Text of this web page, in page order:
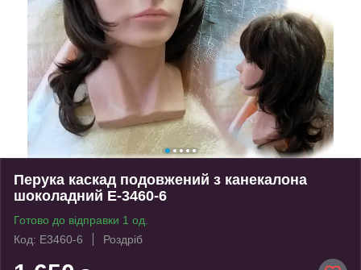
Перука каскад подовжений з канекалона
шоколадний Е-3460-6
Готово до відправки 1 од.
Код: Е3460-6
Роздріб